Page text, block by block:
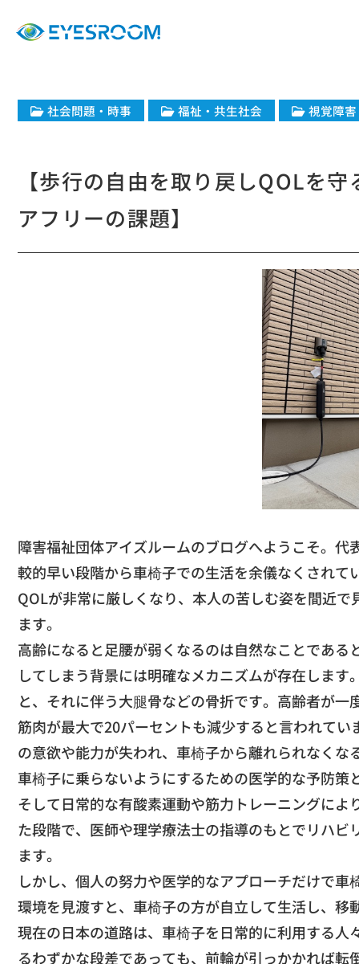
社会問題・時事 福祉・共生社会 視覚障
【​歩行の自由を取り戻しQOLを
アフリーの課題】
​障害福祉団体アイズルームのブログへようこそ。 代
較的早い段階から車椅子での生活を余儀なくされて
QOLが非常に厳しくなり、 本人の苦しむ姿を間近で
ます。
高齢になると足腰が弱くなるのは自然なことである
してしまう背景には明確なメカニズムが存在します
と、 それに伴う大腿骨などの骨折です。 高齢者が一
筋肉が最大で20パーセントも減少すると言われて
の意欲や能力が失われ、 車椅子から離れられなくな
車椅子に乗らないようにするための医学的な予防策
そして日常的な有酸素運動や筋力トレーニングによ
た段階で、 医師や理学療法士の指導のもとでリハビ
ます。
​しかし、 個人の努力や医学的なアプローチだけで車
環境を見渡すと、 車椅子の方が自立して生活し、 移
​現在の日本の道路は、 車椅子を日常的に利用する人
るわずかな段差であっても、 前輪が引っかかれば転